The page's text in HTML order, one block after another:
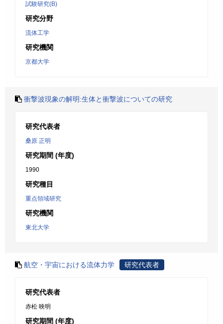
試験研究(B)
研究分野
流体工学
研究機関
京都大学
衝撃波現象の解明:生体と衝撃波についての研究
研究代表者
桑原 正明
研究期間 (年度)
1990
研究種目
重点領域研究
研究機関
東北大学
航空・宇宙における流体力学 研究代表者
研究代表者
赤松 映明
研究期間 (年度)